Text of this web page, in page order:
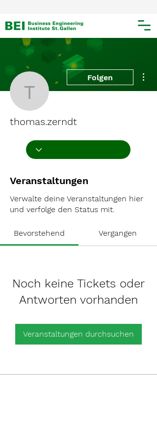
thomas.zerndt
Folgen
thomas.zerndt
Veranstaltungen
Verwalte deine Veranstaltungen hier
und verfolge den Status mit.
Bevorstehend Vergangen
Noch keine Tickets oder
Antworten vorhanden
Veranstaltungen durchsuchen